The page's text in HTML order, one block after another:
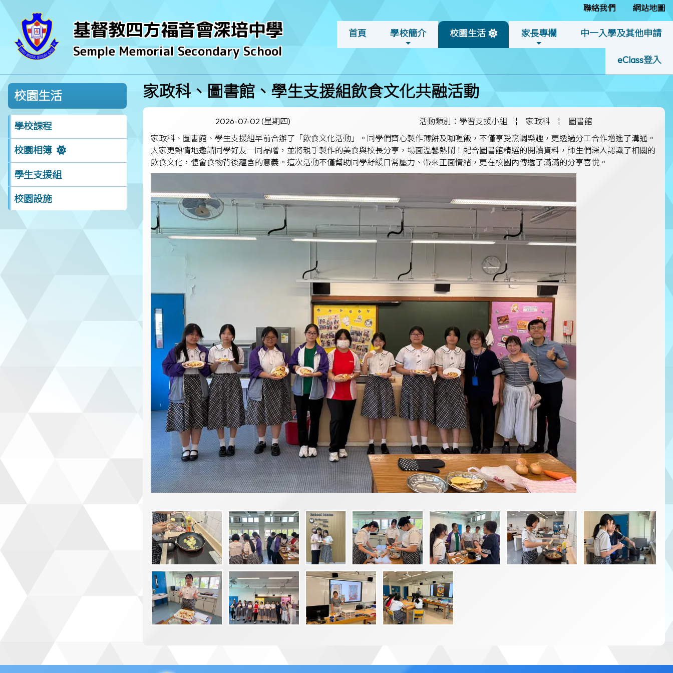
基督教四方福音會深培中學
Semple Memorial Secondary School
聯絡我們 網站地圖
首頁 學校簡介 校園生活 家長專欄 中一入學及其他申請
eClass登入
校園生活
學校課程
校園相簿
學生支援組
校園設施
家政科、圖書館、學生支援組飲食文化共融活動
2026-07-02 (星期四) 活動類別：學習支援小組 ¦ 家政科 ¦
圖書館
家政科、圖書館、學生支援組早前合辦了「飲食文化活動」。同學們齊心製作薄餅及咖喱飯，不僅享受烹調樂趣，更透過分工合作增進了溝通。
大家更熱情地邀請同學好友一同品嚐，並將親手製作的美食與校長分享，場面溫馨熱鬧！配合圖書館精選的閱讀資料，師生們深入認識了相關的
飲食文化，體會食物背後蘊含的意義。這次活動不僅幫助同學紓緩日常壓力、帶來正面情緒，更在校園內傳遞了滿滿的分享喜悅。